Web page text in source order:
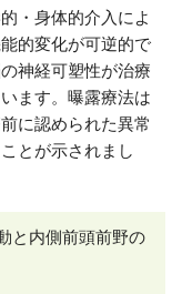
・身体的介入によ
的変化が可逆的で
神経可塑性が治療
ます。曝露療法は
に認められた異常
とが示されまし
と内側前頭前野の